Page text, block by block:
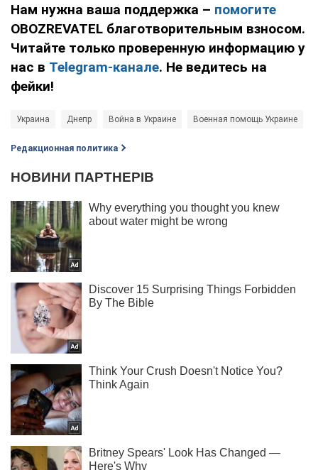
Нам нужна ваша поддержка – помогите
OBOZREVATEL благотворительным взносом.
Читайте только проверенную информацию у
нас в Telegram-канале. Не ведитесь на
фейки!
Украина Днепр Война в Украине Военная помощь Украине
Редакционная политика